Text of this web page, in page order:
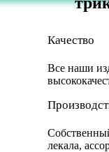
Качество
Все наши
лекала,